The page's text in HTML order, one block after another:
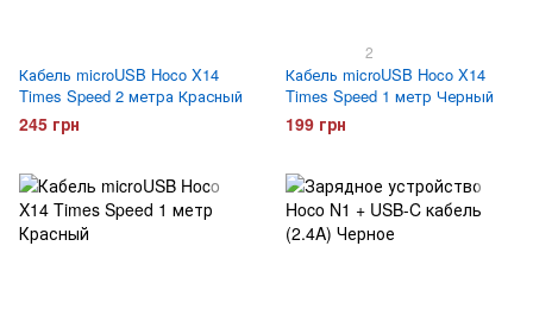
Кабель microUSB Hoco X14
Times Speed 2 метра Красный
245 грн
2
Кабель microUSB Hoco X14
Times Speed 1 метр Черный
199 грн